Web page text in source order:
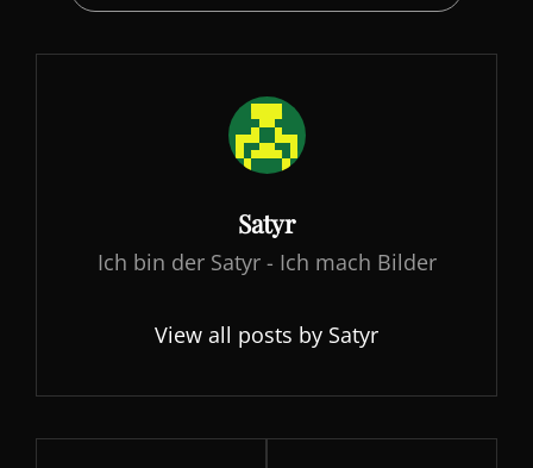
Author:
Satyr
Ich bin der Satyr - Ich mach Bilder
View all posts by Satyr